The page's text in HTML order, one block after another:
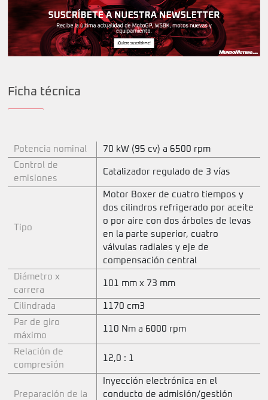
Ficha técnica
Potencia nominal
70 kW (95 cv) a 6500 rpm
Control de
emisiones
Catalizador regulado de 3 vías
Tipo
Motor Boxer de cuatro tiempos y
dos cilindros refrigerado por aceite
o por aire con dos árboles de levas
en la parte superior, cuatro
válvulas radiales y eje de
compensación central
Diámetro x
carrera
101 mm x 73 mm
Cilindrada
1170 cm3
Par de giro
máximo
110 Nm a 6000 rpm
Relación de
compresión
12,0 : 1
Preparación de la
Inyección electrónica en el
conducto de admisión/gestión